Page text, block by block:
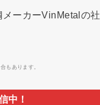
ーカーVinMetalの社
もあります。